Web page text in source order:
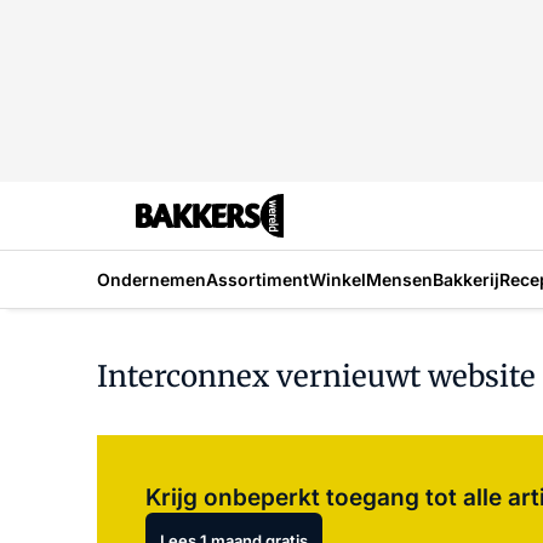
OndernemenAssortimentWinkelMensenBakkerij
Interconnex vernieuwt website
Krijg onbeperkt toegang tot alle